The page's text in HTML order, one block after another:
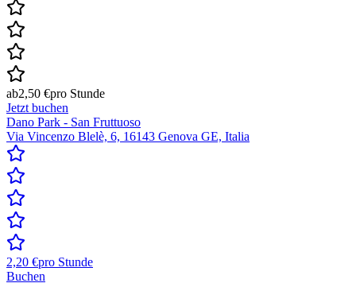
ab2,50 €pro Stunde
Jetzt buchen
Dano Park - San Fruttuoso
Via Vincenzo Blelè, 6, 16143 Genova GE, Italia
2,20 €pro Stunde
Buchen